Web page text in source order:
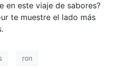
en este viaje de sabores?
te muestre el lado más
ron